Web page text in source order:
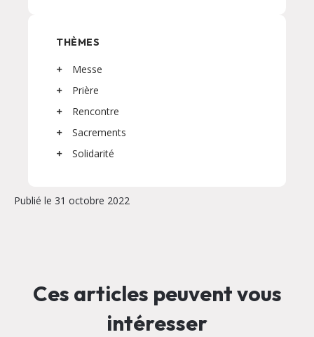
THÈMES
Messe
Prière
Rencontre
Sacrements
Solidarité
Publié le 31 octobre 2022
Ces articles peuvent vous
intéresser